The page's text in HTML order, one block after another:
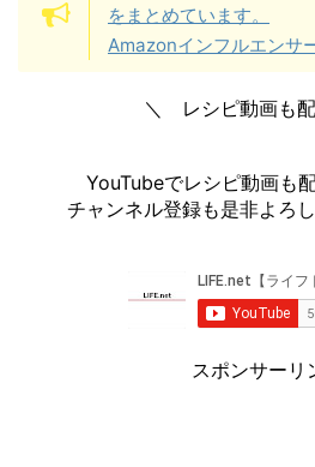
をまとめています。
Amazonインフルエンサ
＼ レシピ動画も
YouTubeでレシピ動画も
チャンネル登録も是非よろ
スポンサーリ